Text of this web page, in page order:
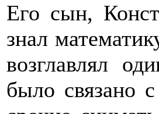
Его сын,
знал
возглавлял
было связано